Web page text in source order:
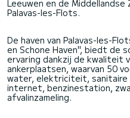
Leeuwen en de
Palavas-les-Flots.
De haven van Palavas-les-
en Schone Haven", biedt de
ervaring dankzij de kwaliteit
ankerplaatsen, waarvan 50
water, elektriciteit, sanitaire
internet, benzinestation,
afvalinzameling.